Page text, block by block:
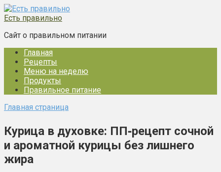
Перейти
к
Есть правильно
Сайт о правильном питании
Главная
Рецепты
Меню на неделю
Продукты
Правильное питание
Главная страница
Курица в духовке: ПП‑рецепт сочной
и ароматной курицы без лишнего
жира